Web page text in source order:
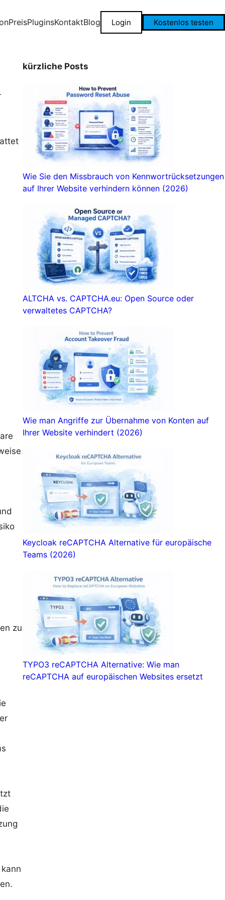
PreisPluginsKontaktBlog Login Kostenlos testen
zu
kürzliche Posts
Wie Sie den Missbrauch von Kennwortrücksetzungen
auf Ihrer Website verhindern können (2026)
ALTCHA vs. CAPTCHA.eu: Open Source oder
verwaltetes CAPTCHA?
Wie man Angriffe zur Übernahme von Konten auf
Ihrer Website verhindert (2026)
Keycloak reCAPTCHA Alternative für europäische
Teams (2026)
TYPO3 reCAPTCHA Alternative: Wie man
reCAPTCHA auf europäischen Websites ersetzt